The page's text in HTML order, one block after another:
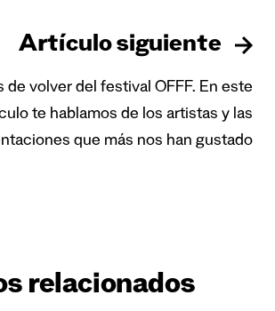
Artículo siguiente
de volver del festival OFFF. En este
te hablamos de los artistas y las
que más nos han gustado
relacionados